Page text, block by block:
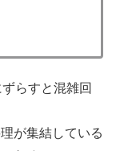
らすと混雑回
集結している